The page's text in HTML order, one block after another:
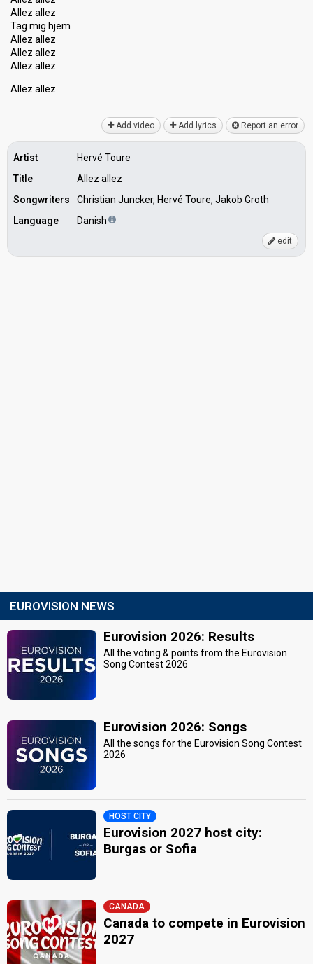
Allez allez
Tag mig hjem
Allez allez
Allez allez
Allez allez
Allez аllez
Add video Add lyrics Report an error
Artist
Hervé Toure
Title
Allez allez
Songwriters
Christian Juncker, Hervé Toure, Jakob Groth
Language
Danish
edit
EUROVISION NEWS
Eurovision 2026: Results
All the voting & points from the Eurovision
Song Contest 2026
Eurovision 2026: Songs
All the songs for the Eurovision Song Contest
2026
HOST CITY
Eurovision 2027 host city:
Burgas or Sofia
CANADA
Canada to compete in Eurovision
2027